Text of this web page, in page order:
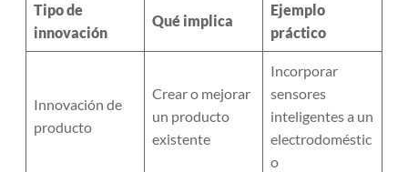
Tipo de
innovación
Qué implica
Ejemplo
práctico
Innovación de
producto
Crear o mejorar
un producto
existente
Incorporar
sensores
inteligentes a un
electrodoméstic
o